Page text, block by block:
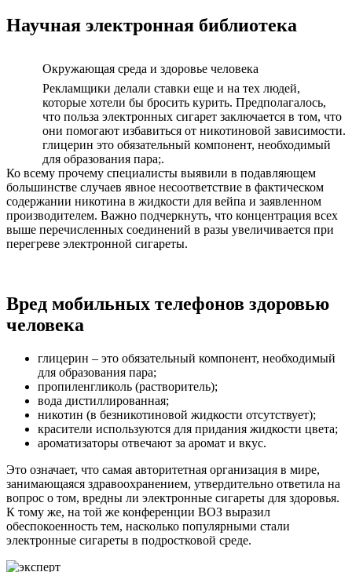
Научная электронная библиотека
Окружающая среда и здоровье человека
Рекламщики делали ставки еще и на тех людей,
которые хотели бы бросить курить. Предполагалось,
что польза электронных сигарет заключается в том, что
они помогают избавиться от никотиновой зависимости.
глицерин это обязательный компонент, необходимый
для образования пара;.
Ко всему прочему специалисты выявили в подавляющем
большинстве случаев явное несоответствие в фактическом
содержании никотина в жидкости для вейпа и заявленном
производителем. Важно подчеркнуть, что концентрация всех
выше перечисленных соединений в разы увеличивается при
перегреве электронной сигареты.
Вред мобильных телефонов здоровью
человека
глицерин – это обязательный компонент, необходимый
для образования пара;
пропиленгликоль (растворитель);
вода дистиллированная;
никотин (в безникотиновой жидкости отсутствует);
красители используются для придания жидкости цвета;
ароматизаторы отвечают за аромат и вкус.
Это означает, что самая авторитетная организация в мире,
занимающаяся здравоохранением, утвердительно ответила на
вопрос о том, вредны ли электронные сигареты для здоровья.
К тому же, на той же конференции ВОЗ выразил
обеспокоенность тем, насколько популярными стали
электронные сигареты в подростковой среде.